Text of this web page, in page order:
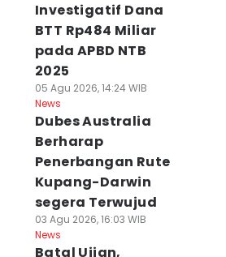
BBM
di
Timur,
Dalami
Jenazah
Mahasiswa Unas
Tertinggal di
Bandara Kupang,
Investigatif Dana
BTT Rp484 Miliar
pada APBD NTB
2025
05 Agu 2026, 14:24 WIB
News
Dubes Australia
Berharap
Penerbangan Rute
Kupang-Darwin
segera Terwujud
03 Agu 2026, 16:03 WIB
News
Batal Ujian,